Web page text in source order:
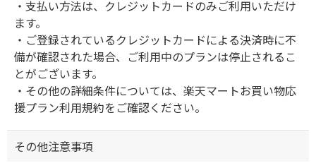
・支払い方法は、クレジットカードのみご利用いただけ
ます。
・ご登録されているクレジットカードによる決済時に不
備が確認された場合、ご利用中のプランは停止されるこ
とがございます。
・その他の詳細条件については、楽天マートお買い物応
援プラン利用規約をご確認ください。
その他注意事項